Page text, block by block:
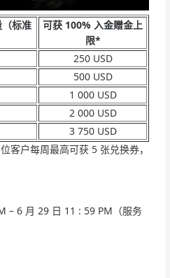
标准
可获 100% 入金赠金上
限*
250 USD
500 USD
1 000 USD
2 000 USD
3 750 USD
客户每周最高可获 5 张兑换券，
– 6 月 29 日 11 : 59 PM（服务